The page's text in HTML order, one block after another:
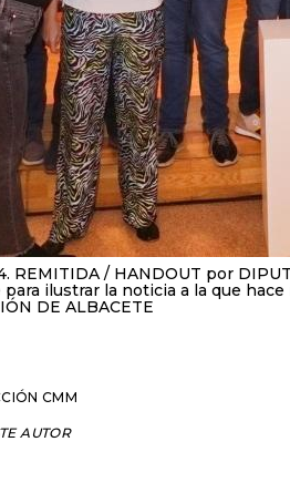
REMITIDA / HANDOUT por
ilustrar la noticia a la que
DE ALBACETE
CMM
AUTOR